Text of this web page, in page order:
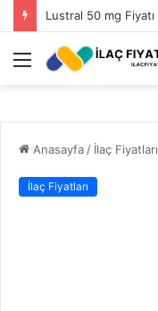
Lustral 50 mg Fiyatı
Menü
Anasayfa/ İlaç Fiyatları
İlaç Fiyatları